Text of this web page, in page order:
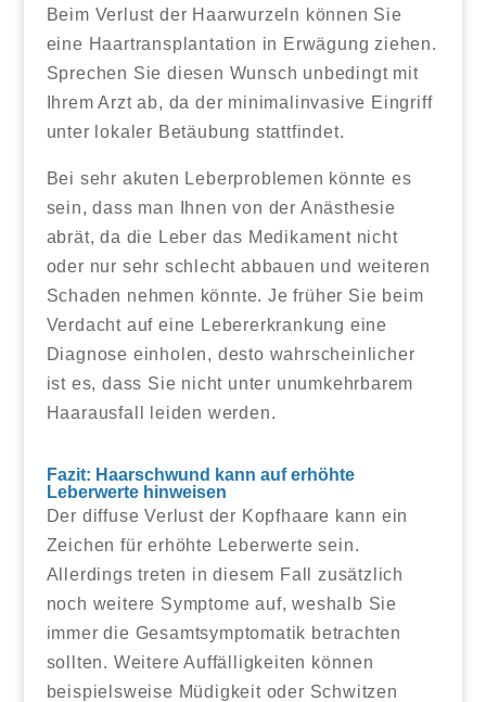
Beim Verlust der Haarwurzeln können Sie
eine Haartransplantation in Erwägung ziehen.
Sprechen Sie diesen Wunsch unbedingt mit
Ihrem Arzt ab, da der minimalinvasive Eingriff
unter lokaler Betäubung stattfindet.
Bei sehr akuten Leberproblemen könnte es
sein, dass man Ihnen von der Anästhesie
abrät, da die Leber das Medikament nicht
oder nur sehr schlecht abbauen und weiteren
Schaden nehmen könnte. Je früher Sie beim
Verdacht auf eine Lebererkrankung eine
Diagnose einholen, desto wahrscheinlicher
ist es, dass Sie nicht unter unumkehrbarem
Haarausfall leiden werden.
Fazit: Haarschwund kann auf erhöhte
Leberwerte hinweisen
Der diffuse Verlust der Kopfhaare kann ein
Zeichen für erhöhte Leberwerte sein.
Allerdings treten in diesem Fall zusätzlich
noch weitere Symptome auf, weshalb Sie
immer die Gesamtsymptomatik betrachten
sollten. Weitere Auffälligkeiten können
beispielsweise Müdigkeit oder Schwitzen